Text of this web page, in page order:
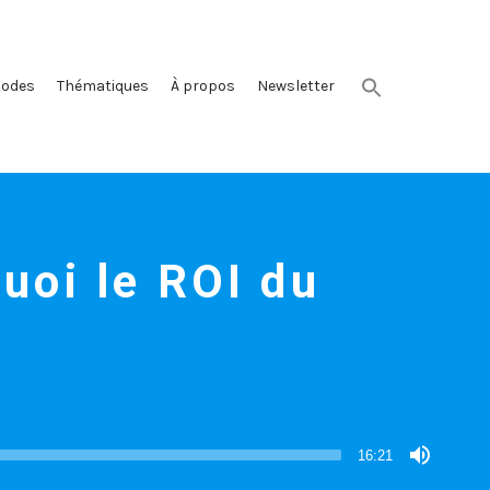
Thématiques À propos Newsletter
le ROI du
16:21